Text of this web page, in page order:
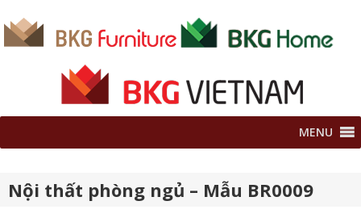
MENU
Nội thất phòng ngủ – Mẫu BR0009